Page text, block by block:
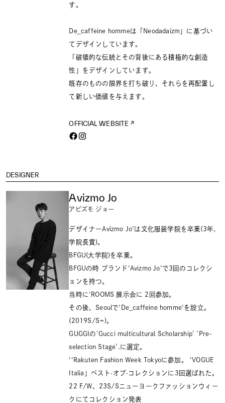
す。
De_caffeine hommeは「Neodadaizm」に基づい
てデザインしています。
「破壊的な伝統とその背後にある積極的な創造
性」をデザインしています。
既存のものの限界を打ち破り、それらを再配置し
て新しい価値を与えます。
OFFICIAL WEBSITE
DESIGNER
Avizmo Jo
アビズモ ジョー
デザイナーAvizmo Jo'は文化服装学院を卒業(3年,
学院長賞)。
BFGU(大学院)を卒業。
BFGUの時 ブランド'Avizmo Jo'で3回のコレクシ
ョンを持つ。
当時に'ROOMS 展示会に 2回参加。
その後、Seoulで'De_caffeine homme'を設立。
(2019S/S~)。
GUGGIの‘Gucci multicultural Scholarship’ ‘Pre-
selection Stage’.に選定。
''Rakuten Fashion Week Tokyoに参加。 'VOGUE
Italia」ベスト·オブ·コレクションに3回選ばれた。
22 F/W、23S/Sニューヨークファッションウィー
クにてコレクション発表